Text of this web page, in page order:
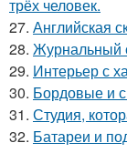
трёх человек.
27. Английская
28. Журнальный
29. Интерьер с
30. Бордовые и
31. Студия,
32. Батареи и